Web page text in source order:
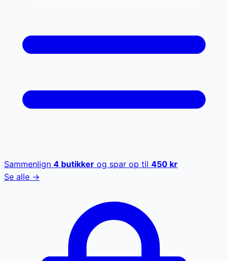
Sammenlign 4 butikker og spar op til 450 kr
Se alle →